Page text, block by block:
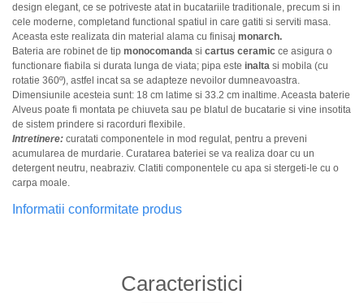
design elegant, ce se potriveste atat in bucatariile traditionale, precum si in
cele moderne, completand functional spatiul in care gatiti si serviti masa.
Aceasta este realizata din material alama cu finisaj monarch.
Bateria are robinet de tip monocomanda si cartus ceramic ce asigura o
functionare fiabila si durata lunga de viata; pipa este inalta si mobila (cu
rotatie 360º), astfel incat sa se adapteze nevoilor dumneavoastra.
Dimensiunile acesteia sunt: 18 cm latime si 33.2 cm inaltime. Aceasta baterie
Alveus poate fi montata pe chiuveta sau pe blatul de bucatarie si vine insotita
de sistem prindere si racorduri flexibile.
Intretinere: curatati componentele in mod regulat, pentru a preveni
acumularea de murdarie. Curatarea bateriei se va realiza doar cu un
detergent neutru, neabraziv. Clatiti componentele cu apa si stergeti-le cu o
carpa moale.
Informatii conformitate produs
Caracteristici